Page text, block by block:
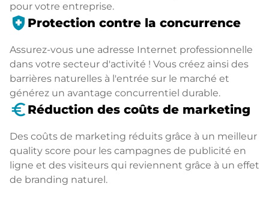
pour votre entreprise.
health_and_safety Protection contre la concurrence
Assurez-vous une adresse Internet professionnelle
dans votre secteur d'activité ! Vous créez ainsi des
barrières naturelles à l'entrée sur le marché et
générez un avantage concurrentiel durable.
euro_symbol Réduction des coûts de marketing
Des coûts de marketing réduits grâce à un meilleur
quality score pour les campagnes de publicité en
ligne et des visiteurs qui reviennent grâce à un effet
de branding naturel.